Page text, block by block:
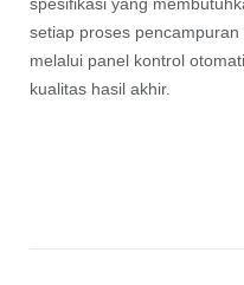
spesifikasi yang
setiap proses
melalui panel kontrol
kualitas hasil akhir.